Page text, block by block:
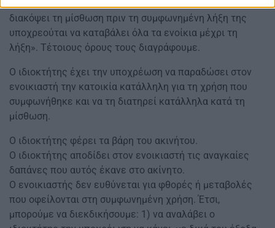
διακόψει τη μίσθωση πριν τη συμφωνημένη λήξη της
υποχρεούται να καταβάλει όλα τα ενοίκια μέχρι τη
λήξη». Τέτοιους όρους τους διαγράφουμε.
Ο ιδιοκτήτης έχει την υποχρέωση να παραδώσει στον
ενοικιαστή την κατοικία κατάλληλη για τη χρήση που
συμφωνήθηκε και να τη διατηρεί κατάλληλα κατά τη
μίσθωση.
Ο ιδιοκτήτης φέρει τα βάρη του ακινήτου.
Ο ιδιοκτήτης αποδίδει στον ενοικιαστή τις αναγκαίες
δαπάνες που αυτός έκανε στο ακίνητο.
Ο ενοικιαστής δεν ευθύνεται για φθορές ή μεταβολές
που οφείλονται στη συμφωνημένη χρήση. Έτσι,
μπορούμε να διεκδικήσουμε: 1) να αναλάβει ο